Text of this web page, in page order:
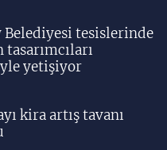
Belediyesi tesislerinde
tasarımcıları
yetişiyor
kira artış tavanı